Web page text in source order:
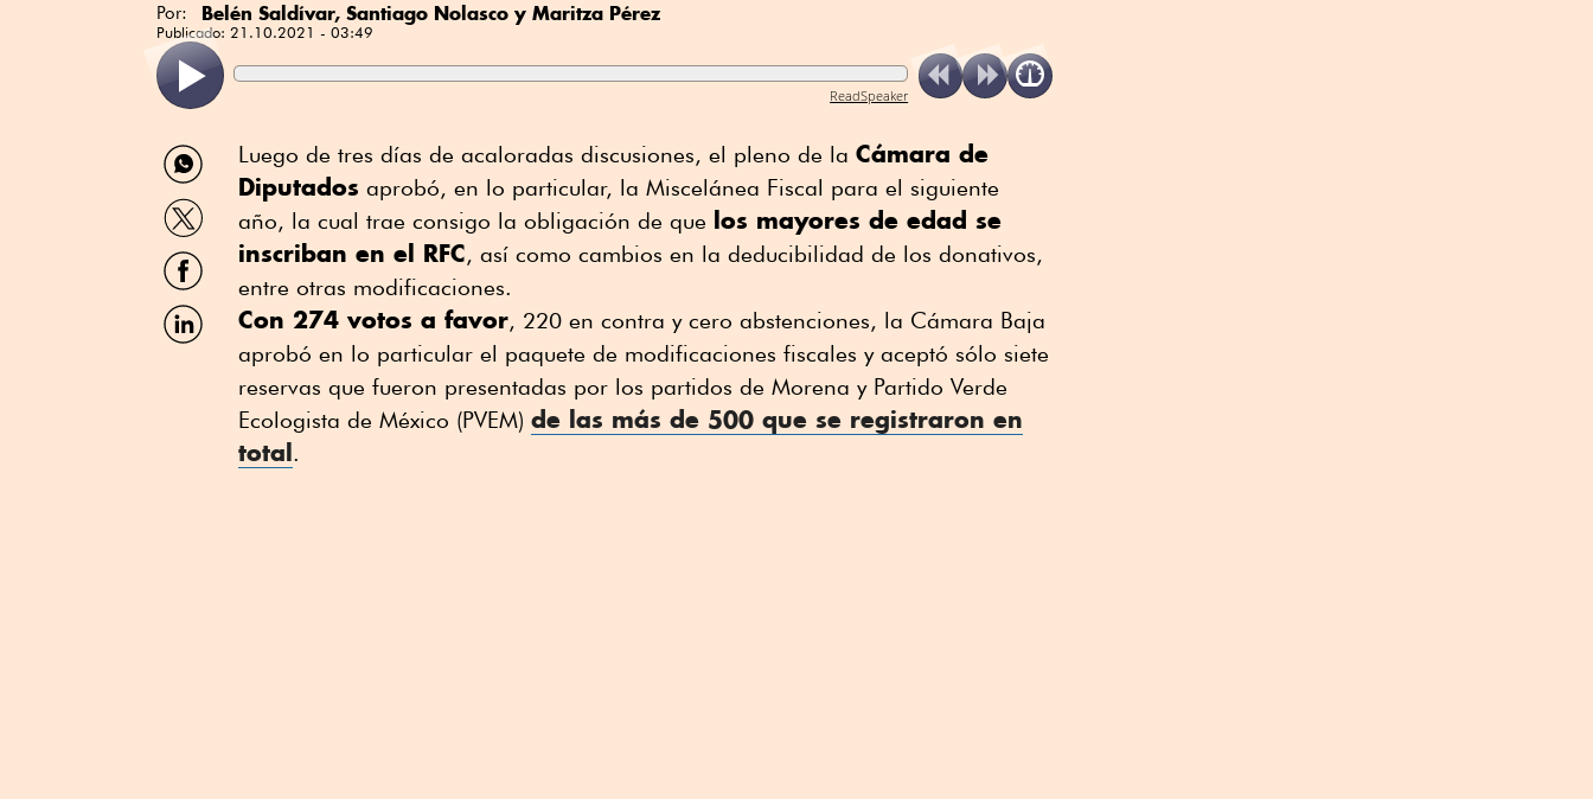
Por: Belén Saldívar, Santiago Nolasco y Maritza Pérez
Publicado: 21.10.2021 - 03:49
ReadSpeaker
Compartir
por
WhatsApp
Compartir
por
Twitter
Compartir
por
Facebook
Compartir
por
Luego de tres días de acaloradas discusiones, el pleno de la Cámara de
Diputados aprobó, en lo particular, la Miscelánea Fiscal para el siguiente
año, la cual trae consigo la obligación de que los mayores de edad se
inscriban en el RFC, así como cambios en la deducibilidad de los donativos,
entre otras modificaciones.
Con 274 votos a favor, 220 en contra y cero abstenciones, la Cámara Baja
aprobó en lo particular el paquete de modificaciones fiscales y aceptó sólo siete
reservas que fueron presentadas por los partidos de Morena y Partido Verde
Ecologista de México (PVEM) de las más de 500 que se registraron en
total.